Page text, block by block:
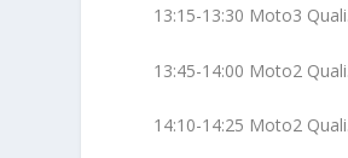
13:15-13:30 Moto3
13:45-14:00 Moto2
14:10-14:25 Moto2